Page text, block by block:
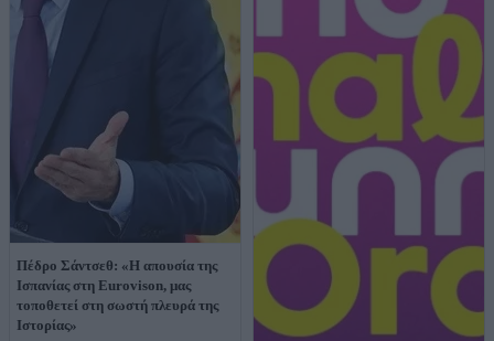
Πέδρο Σάντσεθ: «Η απουσία της
Ισπανίας στη Eurovison, μας
τοποθετεί στη σωστή πλευρά της
Iστορίας»